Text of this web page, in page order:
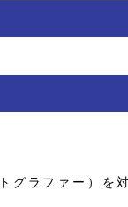
グラファー）を